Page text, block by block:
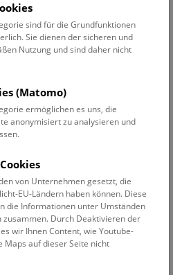
und erschöpften
aus Österreich und dem
österreichisch-ungarischen
der Erde sind repräsentative
historisch bedeutenden
und Neuseeland, also auch aus
gehören teilweise auch
Verarbeitung,
durch eigene
diesen Sammlungsteil
sind für die Grundfunktionen
Sie dienen der sicheren und
Nutzung und sind daher nicht
(Matomo)
ermöglichen es uns, die
anonymisiert zu analysieren und
von Unternehmen gesetzt, die
EU-Ländern haben können. Diese
die Informationen unter Umständen
Durch Deaktivieren der
wir Ihnen Content, wie Youtube-
Maps auf dieser Seite nicht